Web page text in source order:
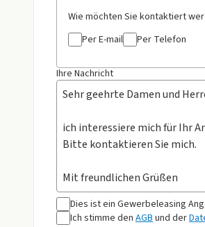
Wie möchten Sie kontaktiert
Per E-mail
Per Telefon
Ihre Nachricht
Dies ist ein Gewerbeleasing
Ich stimme den AGBund der